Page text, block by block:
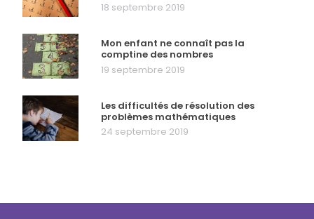
18 septembre 2019
Mon enfant ne connaît pas la
comptine des nombres
19 septembre 2019
Les difficultés de résolution des
problèmes mathématiques
24 septembre 2019